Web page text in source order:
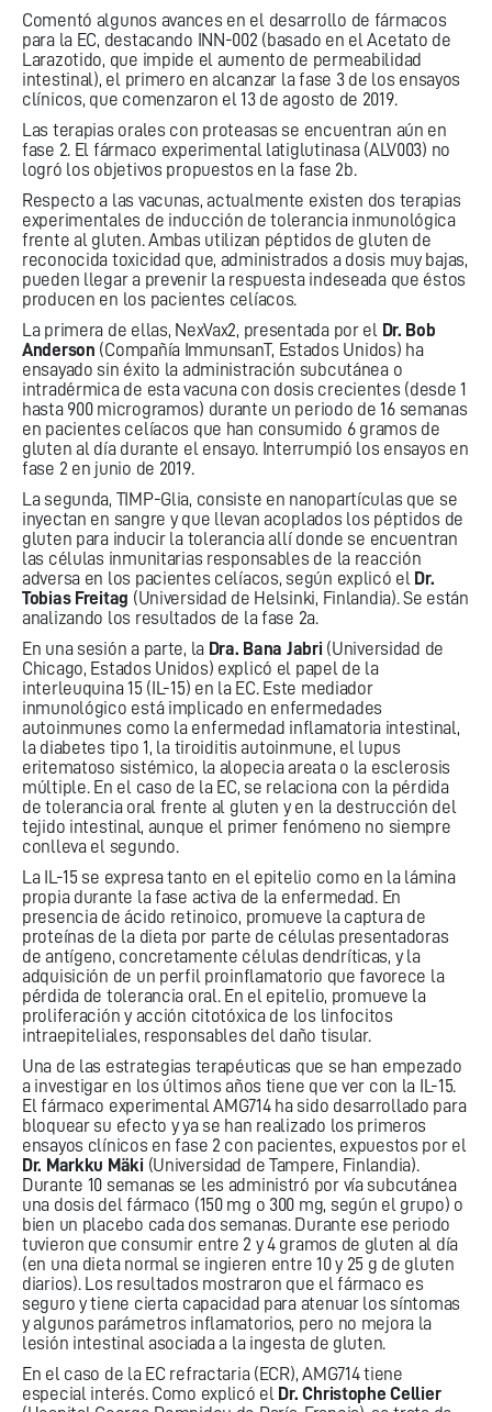
Comentó algunos avances en el desarrollo de fármacos
para la EC, destacando INN-002 (basado en el Acetato de
Larazotido, que impide el aumento de permeabilidad
intestinal), el primero en alcanzar la fase 3 de los ensayos
clínicos, que comenzaron el 13 de agosto de 2019.
Las terapias orales con proteasas se encuentran aún en
fase 2. El fármaco experimental latiglutinasa (ALV003) no
logró los objetivos propuestos en la fase 2b.
Respecto a las vacunas, actualmente existen dos terapias
experimentales de inducción de tolerancia inmunológica
frente al gluten. Ambas utilizan péptidos de gluten de
reconocida toxicidad que, administrados a dosis muy bajas,
pueden llegar a prevenir la respuesta indeseada que éstos
producen en los pacientes celíacos.
La primera de ellas, NexVax2, presentada por el Dr. Bob
Anderson (Compañía ImmunsanT, Estados Unidos) ha
ensayado sin éxito la administración subcutánea o
intradérmica de esta vacuna con dosis crecientes (desde 1
hasta 900 microgramos) durante un periodo de 16 semanas
en pacientes celíacos que han consumido 6 gramos de
gluten al día durante el ensayo. Interrumpió los ensayos en
fase 2 en junio de 2019.
La segunda, TIMP-Glia, consiste en nanopartículas que se
inyectan en sangre y que llevan acoplados los péptidos de
gluten para inducir la tolerancia allí donde se encuentran
las células inmunitarias responsables de la reacción
adversa en los pacientes celíacos, según explicó el Dr.
Tobias Freitag (Universidad de Helsinki, Finlandia). Se están
analizando los resultados de la fase 2a.
En una sesión a parte, la Dra. Bana Jabri(Universidad de
Chicago, Estados Unidos) explicó el papel de la
interleuquina 15 (IL-15) en la EC. Este mediador
inmunológico está implicado en enfermedades
autoinmunes como la enfermedad inflamatoria intestinal,
la diabetes tipo 1, la tiroiditis autoinmune, el lupus
eritematoso sistémico, la alopecia areata o la esclerosis
múltiple. En el caso de la EC, se relaciona con la pérdida
de tolerancia oral frente al gluten y en la destrucción del
tejido intestinal, aunque el primer fenómeno no siempre
conlleva el segundo.
La IL-15 se expresa tanto en el epitelio como en la lámina
propia durante la fase activa de la enfermedad. En
presencia de ácido retinoico, promueve la captura de
proteínas de la dieta por parte de células presentadoras
de antígeno, concretamente células dendríticas, y la
adquisición de un perfil proinflamatorio que favorece la
pérdida de tolerancia oral. En el epitelio, promueve la
proliferación y acción citotóxica de los linfocitos
intraepiteliales, responsables del daño tisular.
Una de las estrategias terapéuticas que se han empezado
a investigar en los últimos años tiene que ver con la IL-15.
El fármaco experimental AMG714 ha sido desarrollado para
bloquear su efecto y ya se han realizado los primeros
ensayos clínicos en fase 2 con pacientes, expuestos por el
Dr. Markku Mäki(Universidad de Tampere, Finlandia).
Durante 10 semanas se les administró por vía subcutánea
una dosis del fármaco (150 mg o 300 mg, según el grupo) o
bien un placebo cada dos semanas. Durante ese periodo
tuvieron que consumir entre 2 y 4 gramos de gluten al día
(en una dieta normal se ingieren entre 10 y 25 g de gluten
diarios). Los resultados mostraron que el fármaco es
seguro y tiene cierta capacidad para atenuar los síntomas
y algunos parámetros inflamatorios, pero no mejora la
lesión intestinal asociada a la ingesta de gluten.
En el caso de la EC refractaria (ECR), AMG714 tiene
especial interés. Como explicó el Dr. Christophe Cellier